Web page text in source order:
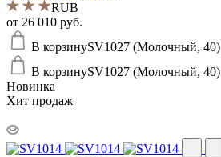
RUB
от 26 010 руб.
В корзинуSV1027 (Молочный, 40)
В корзинуSV1027 (Молочный, 40)
Новинка
Хит продаж